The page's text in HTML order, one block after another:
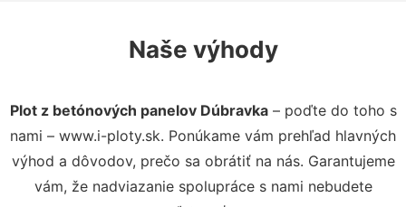
Naše výhody
Plot z betónových panelov Dúbravka– poďte do toho s
nami – www.i-ploty.sk. Ponúkame vám prehľad hlavných
výhod a dôvodov, prečo sa obrátiť na nás. Garantujeme
vám, že nadviazanie spolupráce s nami nebudete